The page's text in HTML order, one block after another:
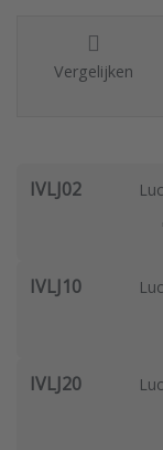
Vergelijken
IVLJ02
IVLJ10
IVLJ20